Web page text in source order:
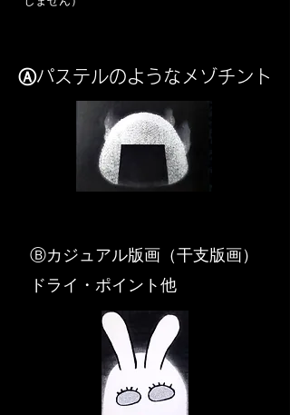
Ⓐパステルのようなメゾチント
​Ⓑカジュアル版画（干支版画）
ドライ・ポイント他